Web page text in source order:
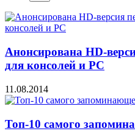
Анонсирована HD-
для консолей и PC
11.08.2014
Топ-10 самого